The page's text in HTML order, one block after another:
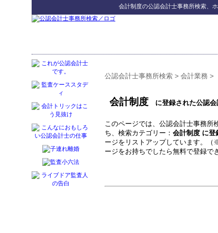
会計制度の公認会計士事務所検索、
公認会計士事務所検索 > 会計業務 >
会計制度 に登録された公認会
このページでは、公認会計士事務所
ち、検索カテゴリー： 会計制度 に登
ージをリストアップしています。
ージをお持ちでしたら無料で登録で